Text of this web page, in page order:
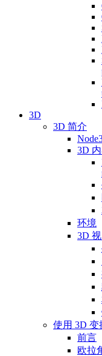
3D
3D 简介
3D
环境
3D
使用 3D 变
前言
欧拉